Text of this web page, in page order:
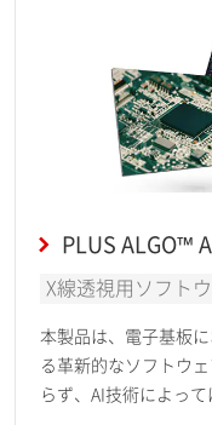
PLUS ALGO™
X線透視用ソフト
本製品は、電子基板
る革新的なソフトウ
らず、AI技術によっ